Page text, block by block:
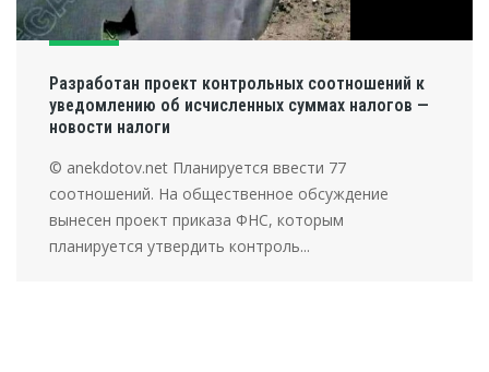
Разработан проект контрольных соотношений к
уведомлению об исчисленных суммах налогов —
новости налоги
© anekdotov.net Планируется ввести 77
соотношений. На общественное обсуждение
вынесен проект приказа ФНС, которым
планируется утвердить контроль...